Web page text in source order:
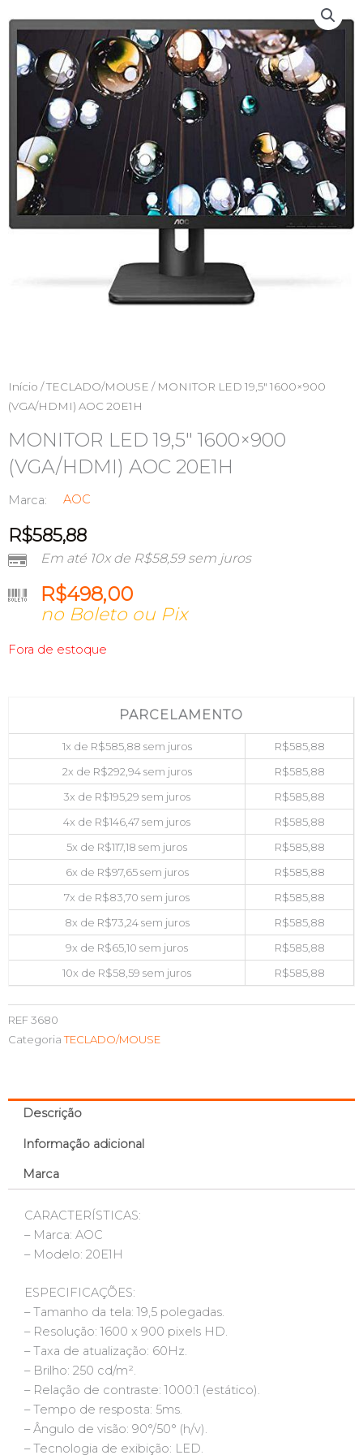
Início /TECLADO/MOUSE / MONITOR LED 19,5″ 1600×900
(VGA/HDMI) AOC 20E1H
MONITOR LED 19,5″ 1600×900
(VGA/HDMI) AOC 20E1H
Marca: AOC
R$585,88
Em até 10x de R$58,59sem juros
R$498,00
no Boleto ou Pix
Fora de estoque
PARCELAMENTO
1x de R$585,88 sem juros R$585,88
2x de R$292,94sem juros R$585,88
3x de R$195,29 sem juros R$585,88
4x de R$146,47sem juros R$585,88
5x de R$117,18 sem juros R$585,88
6x de R$97,65sem juros R$585,88
7x de R$83,70 sem juros R$585,88
8x de R$73,24sem juros R$585,88
9x de R$65,10 sem juros R$585,88
10x de R$58,59 sem juros R$585,88
REF3680
Categoria TECLADO/MOUSE
Descrição
Informação adicional
Marca
CARACTERÍSTICAS:
– Marca: AOC
– Modelo: 20E1H
ESPECIFICAÇÕES:
– Tamanho da tela: 19,5 polegadas.
– Resolução: 1600 x 900 pixels HD.
– Taxa de atualização: 60Hz.
– Brilho: 250 cd/m².
– Relação de contraste: 1000:1 (estático).
– Tempo de resposta: 5ms.
– Ângulo de visão: 90°/50° (h/v).
– Tecnologia de exibição: LED.